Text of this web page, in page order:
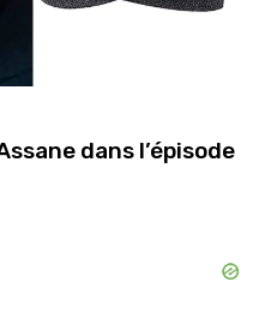
dans l’épisode